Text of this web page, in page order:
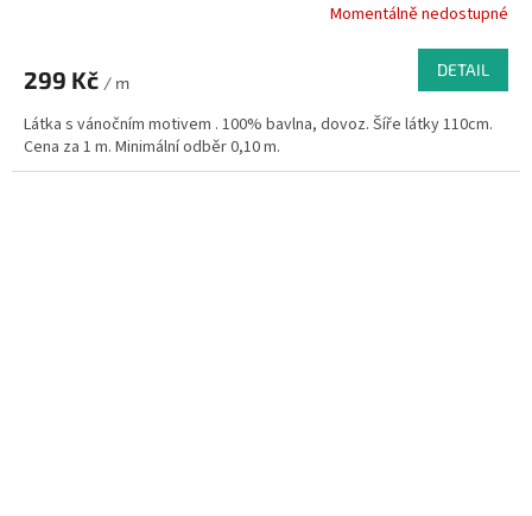
Momentálně nedostupné
299 Kč / m
DETAIL
Látka s vánočním motivem . 100% bavlna, dovoz. Šíře látky 110cm.
Cena za 1 m. Minimální odběr 0,10 m.